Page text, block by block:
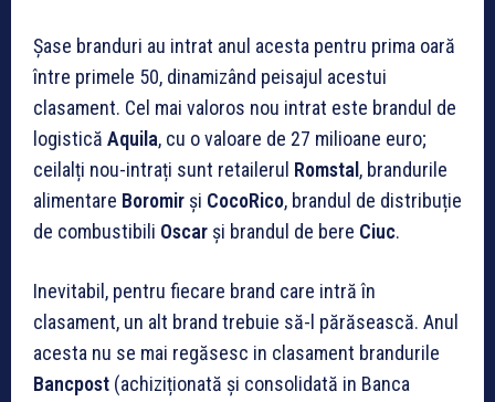
Șase branduri au intrat anul acesta pentru prima oară
între primele 50, dinamizând peisajul acestui
clasament. Cel mai valoros nou intrat este brandul de
logistică Aquila, cu o valoare de 27 milioane euro;
ceilalți nou-intrați sunt retailerul Romstal , brandurile
alimentare Boromir și CocoRico, brandul de distribuție
de combustibili Oscar și brandul de bere Ciuc.
Inevitabil, pentru fiecare brand care intră în
clasament, un alt brand trebuie să-l părăsească. Anul
acesta nu se mai regăsesc in clasament brandurile
Bancpost (achiziționată și consolidată in Banca